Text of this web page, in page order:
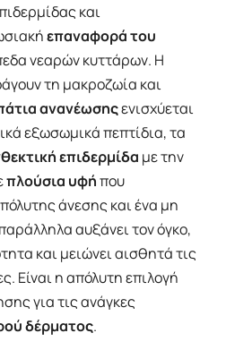
και
επαναφορά του
νεαρών κυττάρων. Η
τη μακροζωία και
ανανέωσηςενισχύεται
εξωσωμικά πεπτίδια, τα
επιδερμίδα με την
πλούσια υφήπου
άνεσης και ένα μη
αυξάνει τον όγκο,
και μειώνει αισθητά τις
Είναι η απόλυτη επιλογή
για τις ανάγκες
δέρματος.